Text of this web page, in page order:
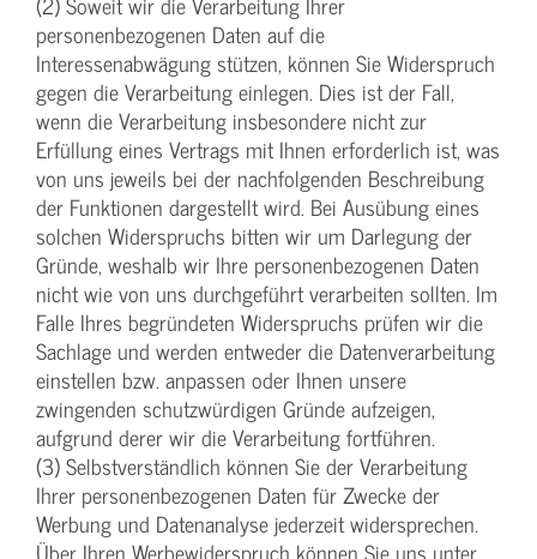
personenbezogenen Daten auf die
Interessenabwägung stützen, können Sie Widerspruch
gegen die Verarbeitung einlegen. Dies ist der Fall,
wenn die Verarbeitung insbesondere nicht zur
Erfüllung eines Vertrags mit Ihnen erforderlich ist, was
von uns jeweils bei der nachfolgenden Beschreibung
der Funktionen dargestellt wird. Bei Ausübung eines
solchen Widerspruchs bitten wir um Darlegung der
Gründe, weshalb wir Ihre personenbezogenen Daten
nicht wie von uns durchgeführt verarbeiten sollten. Im
Falle Ihres begründeten Widerspruchs prüfen wir die
Sachlage und werden entweder die Datenverarbeitung
einstellen bzw. anpassen oder Ihnen unsere
zwingenden schutzwürdigen Gründe aufzeigen,
aufgrund derer wir die Verarbeitung fortführen.
(3) Selbstverständlich können Sie der Verarbeitung
Ihrer personenbezogenen Daten für Zwecke der
Werbung und Datenanalyse jederzeit widersprechen.